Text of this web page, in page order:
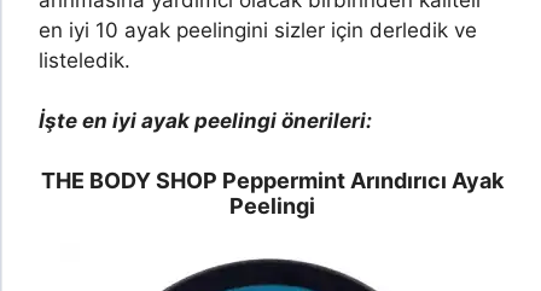
en iyi 10 ayak peelingini sizler için derledik ve
listeledik.
İşte en iyi ayak peelingi önerileri:
THE BODY SHOP Peppermint Arındırıcı Ayak
Peelingi